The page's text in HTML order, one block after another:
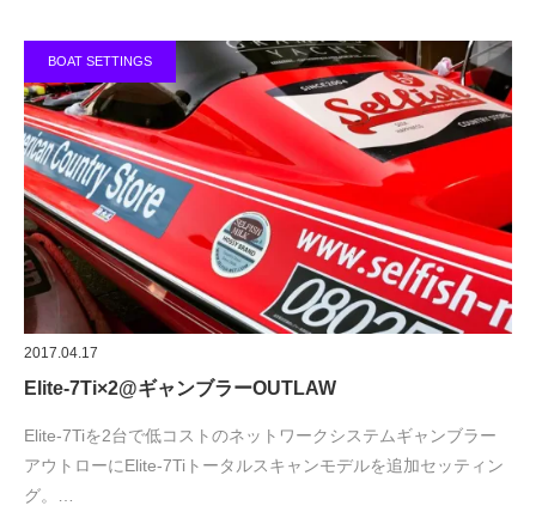
BOAT SETTINGS
2017.04.17
Elite-7Ti×2@ギャンブラーOUTLAW
Elite-7Tiを2台で低コストのネットワークシステムギャンブラー
アウトローにElite-7Tiトータルスキャンモデルを追加セッティン
グ。…